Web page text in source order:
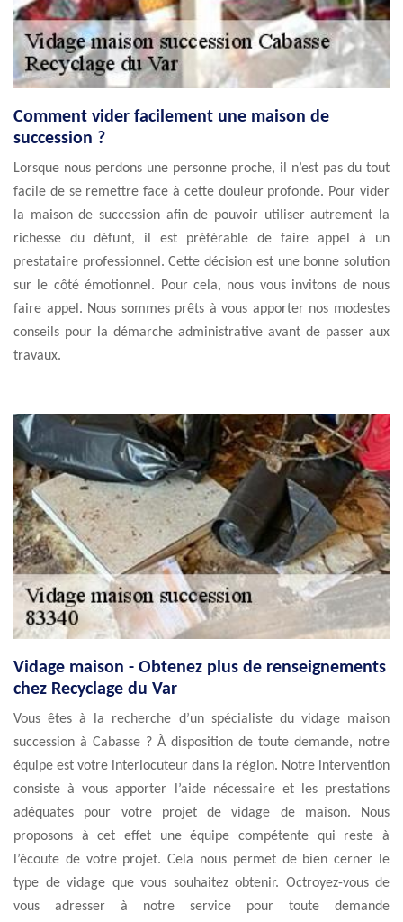
Comment vider facilement une maison de
succession ?
Lorsque nous perdons une personne proche, il n’est pas du tout
facile de se remettre face à cette douleur profonde. Pour vider
la maison de succession afin de pouvoir utiliser autrement la
richesse du défunt, il est préférable de faire appel à un
prestataire professionnel. Cette décision est une bonne solution
sur le côté émotionnel. Pour cela, nous vous invitons de nous
faire appel. Nous sommes prêts à vous apporter nos modestes
conseils pour la démarche administrative avant de passer aux
travaux.
Vidage maison - Obtenez plus de renseignements
chez Recyclage du Var
Vous êtes à la recherche d’un spécialiste du vidage maison
succession à Cabasse ? À disposition de toute demande, notre
équipe est votre interlocuteur dans la région. Notre intervention
consiste à vous apporter l’aide nécessaire et les prestations
adéquates pour votre projet de vidage de maison. Nous
proposons à cet effet une équipe compétente qui reste à
l’écoute de votre projet. Cela nous permet de bien cerner le
type de vidage que vous souhaitez obtenir. Octroyez-vous de
vous adresser à notre service pour toute demande